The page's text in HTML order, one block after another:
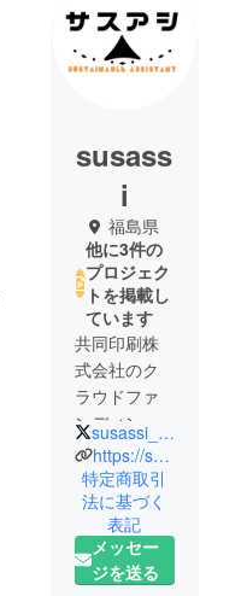
susass
i
福島県
他に3件の
プロジェク
トを掲載し
ています
共同印刷株
式会社のク
ラウドファ
ンディング
特集サイト
「ひのめみ
る」にてプ
ロジェクト
公開する
オーナーの
susassi_1014
https://sustaina.work/
特定商取引
法に基づく
表記
メッセー
ジを送る